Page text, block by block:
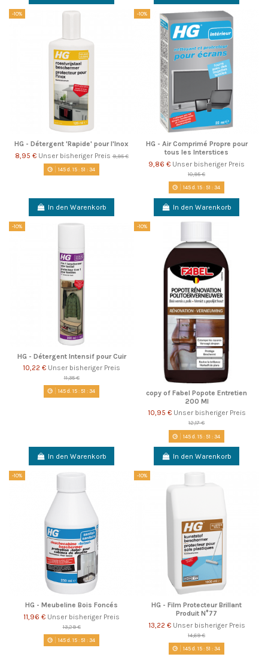
-10%
HG - Détergent 'Rapide' pour l'Inox
8,95 € Unser bisheriger Preis9,95 €
145d. 15:51 :33
In den Warenkorb
-10%
HG - Air Comprimé Propre pour
tous les Interstices
9,86 € Unser bisheriger Preis
10,95 €
145d. 15:51 :33
In den Warenkorb
-10%
HG - Détergent Intensif pour Cuir
10,22 € Unser bisheriger Preis
11,35 €
145d.15:51 :33
In den Warenkorb
-10%
copy of Fabel Popote Entretien
200 Ml
10,95 € Unser bisheriger Preis
12,17 €
145d. 15:51 :33
In den Warenkorb
-10%
HG - Meubeline Bois Foncés
11,96 € Unser bisheriger Preis
13,29 €
145d. 15:51 :33
-10%
HG - Film Protecteur Brillant
Produit N°77
13,22 € Unser bisheriger Preis
14,69 €
145d. 15:51 :33